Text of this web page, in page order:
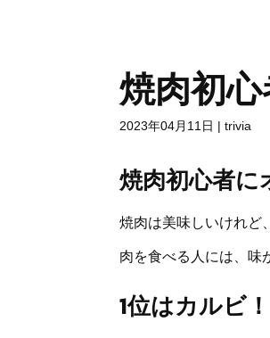
焼肉初
2023年04月11日 |trivia
焼肉初心者に
焼肉は美味しいけれど
肉を食べる人には、味
1位はカルビ